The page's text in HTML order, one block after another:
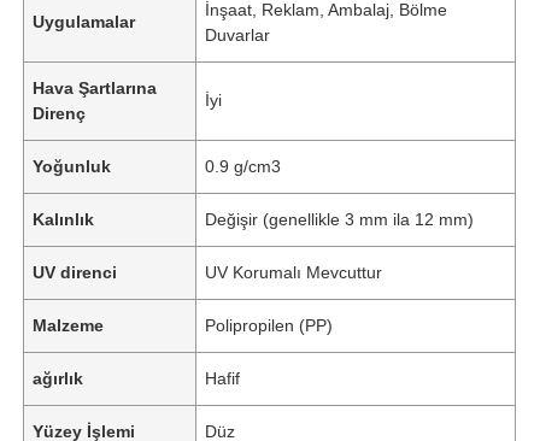
Uygulamalar
İnşaat, Reklam, Ambalaj, Bölme
Duvarlar
Hava Şartlarına
Direnç
İyi
Yoğunluk 0.9 g/cm3
Kalınlık Değişir (genellikle 3 mm ila 12 mm)
UV direnci UV Korumalı Mevcuttur
Malzeme Polipropilen (PP)
ağırlık Hafif
Yüzey İşlemi Düz